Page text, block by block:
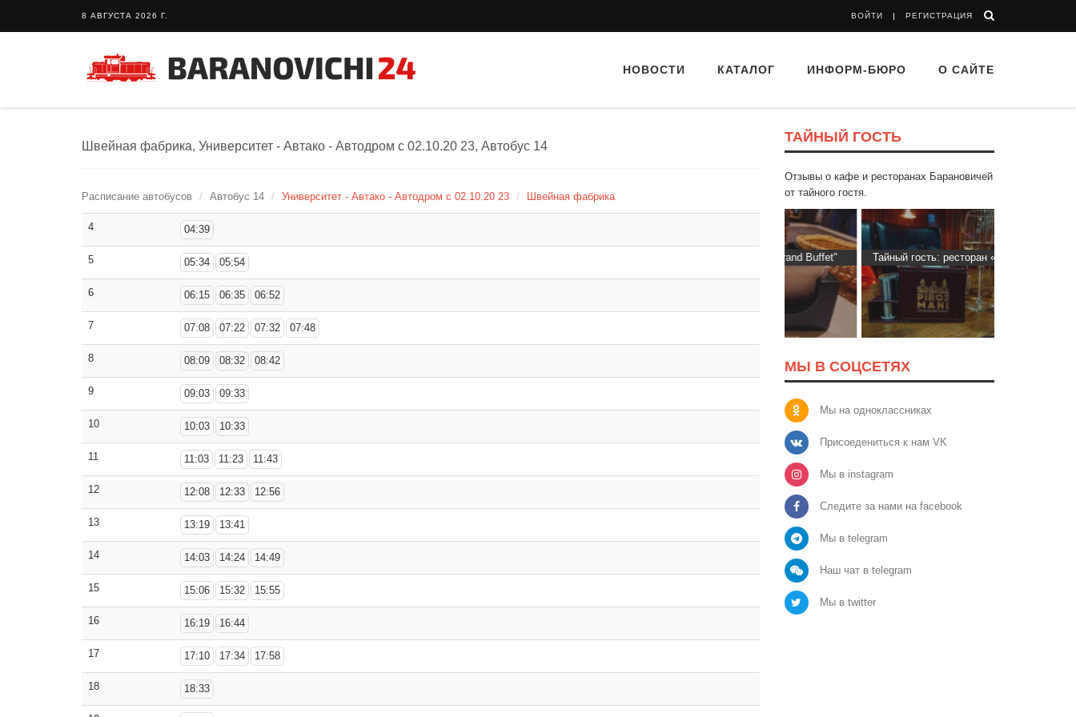
8 АВГУСТА 2026 Г. ВОЙТИ РЕГИСТРАЦИЯ
НОВОСТИ КАТАЛОГ ИНФОРМ-БЮРО О САЙТЕ
Швейная фабрика, Университет - Автако - Автодром с 02.10.20 23, Автобус 14
Расписание автобусов Автобус 14 Университет - Автако - Автодром с 02.10.20 23 Швейная фабрика
4 04:39
5 05:34 05:54
6 06:15 06:35 06:52
7 07:08 07:22 07:32 07:48
8 08:09 08:32 08:42
9 09:03 09:33
10 10:03 10:33
11 11:03 11:23 11:43
12 12:08 12:33 12:56
13 13:19 13:41
14 14:03 14:24 14:49
15 15:06 15:32 15:55
16 16:19 16:44
17 17:10 17:34 17:58
18 18:33
ТАЙНЫЙ ГОСТЬ
Отзывы о кафе и ресторанах Барановичей
от тайного гостя.
Тайный гость: ресторан «Пиросмани»
МЫ В СОЦСЕТЯХ
Мы на одноклассниках
Присоедениться к нам VK
Мы в instagram
Следите за нами на facebook
Мы в telegram
Наш чат в telegram
Мы в twitter